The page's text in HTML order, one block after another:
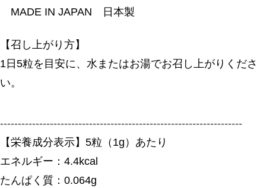
MADE IN JAPAN 日本製
【召し上がり方】
1日5粒を目安に、水またはお湯でお召し上がりくださ
い。
--------------------------------------------------------------------
【栄養成分表示】5粒（1g）あたり
エネルギー：4.4kcal
たんぱく質：0.064g